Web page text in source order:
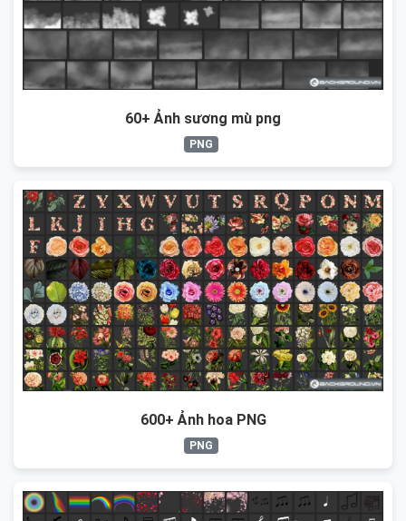
60+ Ảnh sương mù png
PNG
600+ Ảnh hoa PNG
PNG